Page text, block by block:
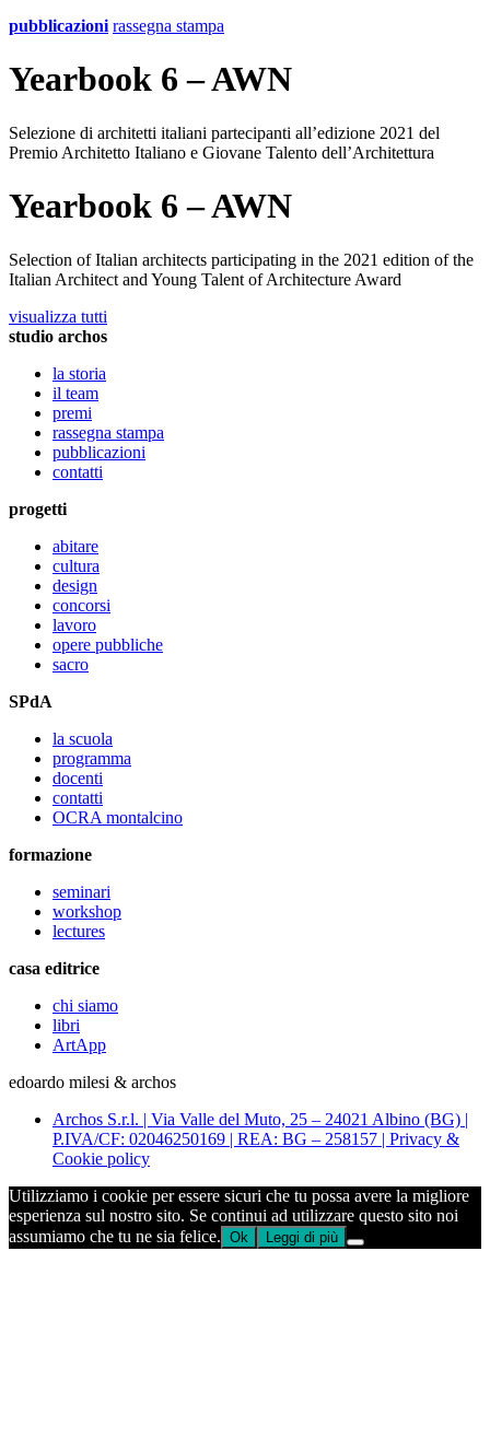
pubblicazioni rassegna stampa
Yearbook 6 – AWN
Selezione di architetti italiani partecipanti all’edizione 2021 del
Premio Architetto Italiano e Giovane Talento dell’Architettura
Yearbook 6 – AWN
Selection of Italian architects participating in the 2021 edition of the
Italian Architect and Young Talent of Architecture Award
visualizza tutti
studio archos
la storia
il team
premi
rassegna stampa
pubblicazioni
contatti
progetti
abitare
cultura
design
concorsi
lavoro
opere pubbliche
sacro
SPdA
la scuola
programma
docenti
contatti
OCRA montalcino
formazione
seminari
workshop
lectures
casa editrice
chi siamo
libri
ArtApp
edoardo milesi & archos
Archos S.r.l. | Via Valle del Muto, 25 – 24021 Albino (BG) |
P.IVA/CF: 02046250169 | REA: BG – 258157 | Privacy &
Cookie policy
Utilizziamo i cookie per essere sicuri che tu possa avere la migliore
esperienza sul nostro sito. Se continui ad utilizzare questo sito noi
assumiamo che tu ne sia felice. Ok Leggi di più